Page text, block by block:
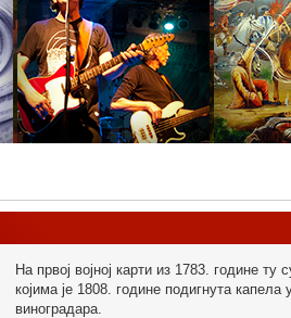
На првој војној карти из 1783. године
којима је 1808. године подигнута капела
виноградара.